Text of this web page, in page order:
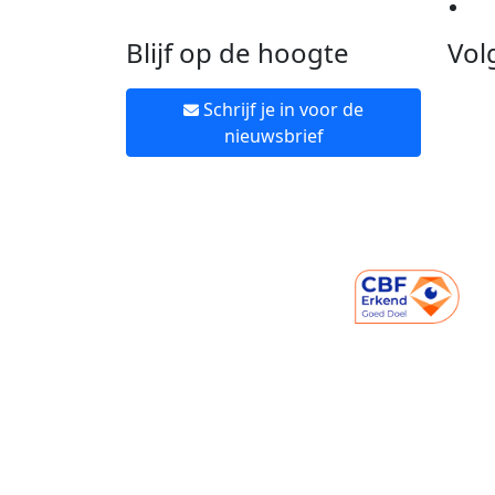
Blijf op de hoogte
Schrijf je in voor de
nieuwsbrief